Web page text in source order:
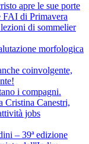
apre le sue porte
FAI di Primavera
di sommelier
morfologica
coinvolgente,
i compagni.
Cristina Canestri,
jobs
– 39ª edizione